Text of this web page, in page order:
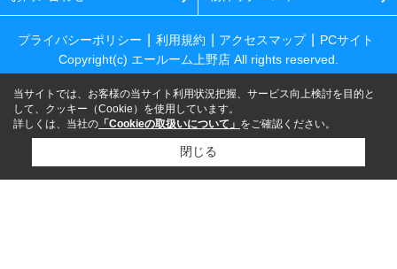
プライバシーポリシー 利用規約 アクセスマップ
PCサイト
Copyright(c) エールーム上野店 All rights reserved.
当サイトでは、お客様の当サイト利用状況把握、サービス向上検討を目的と
して、クッキー（Cookie）を使用しています。
詳しくは、当社の 「Cookieの取扱いについて」 をご確認ください。
閉じる